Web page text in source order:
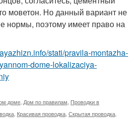
моветон. Но данный вариант не
нормы, поэтому имеет право на
stati/pravila-montazha-
dome-lokalizaciya-
доме, Дом по правилам, Проводки в
, Красивая проводка, Скрытая проводка,